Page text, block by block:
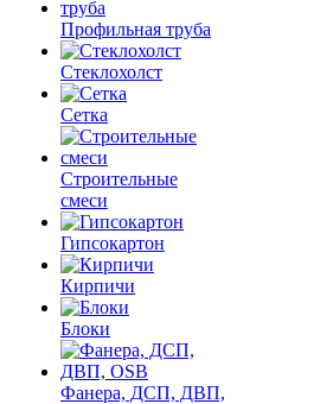
Профильная труба
Стеклохолст
Сетка
Строительные
смеси
Гипсокартон
Кирпичи
Блоки
Фанера, ДСП, ДВП,